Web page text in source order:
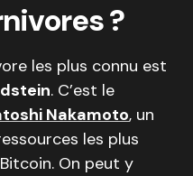
?
les plus connu est
. C’est le
Nakamoto, un
les plus
On peut y